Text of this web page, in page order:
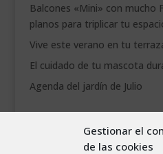
Gestionar el
de las cookies
Balcones «Mini» con mucho
planos para triplicar tu
Vive este verano en tu
El cuidado de tu mascota
Agenda del jardín de Julio
X J